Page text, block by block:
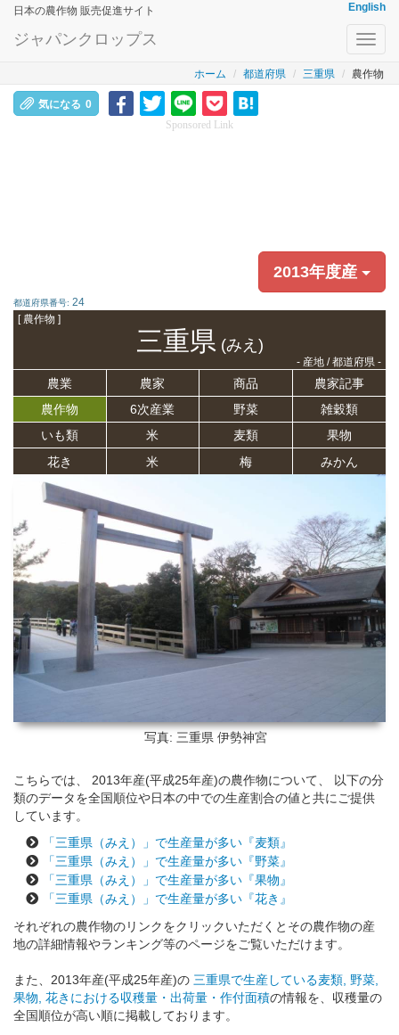
日本の農作物 販売促進サイト English
ジャパンクロップス
ホーム 都道府県 三重県 農作物
気になる 0
Sponsored Link
2013年度産
都道府県番号: 24
[ 農作物 ]
三重県(みえ)
- 産地 / 都道府県 -
農業 農家 商品
農家記事
農作物
6次産業 野菜
雑穀類
いも類
米 麦類
果物
花き
米 梅 みかん
写真: 三重県 伊勢神宮
こちらでは、 2013年産(平成25年産)の農作物について、 以下の分
類のデータを全国順位や日本の中での生産割合の値と共にご提供
しています。
「三重県（みえ）」で生産量が多い『麦類』
「三重県（みえ）」で生産量が多い『野菜』
「三重県（みえ）」で生産量が多い『果物』
「三重県（みえ）」で生産量が多い『花き』
それぞれの農作物のリンクをクリックいただくとその農作物の産
地の詳細情報やランキング等のページをご覧いただけます。
また、2013年産(平成25年産)の 三重県で生産している麦類, 野菜,
果物, 花きにおける収穫量・出荷量・作付面積の情報を、収穫量の
全国順位が高い順に掲載しております。